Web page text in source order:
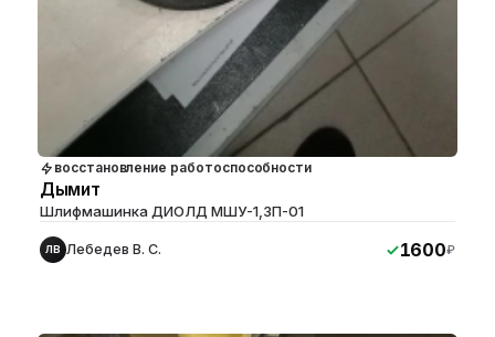
восстановление работоспособности
Дымит
Шлифмашинка ДИОЛД МШУ-1,3П-01
ЛВ Лебедев В. С. 1600₽